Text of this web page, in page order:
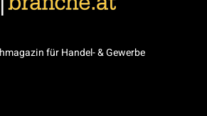
für Handel- & Gewerbe